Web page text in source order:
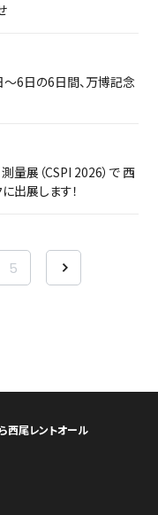
〜6日の6日間、万博記念
量展（CSPI 2026）で 西
出展します！
5
西尾レントオール